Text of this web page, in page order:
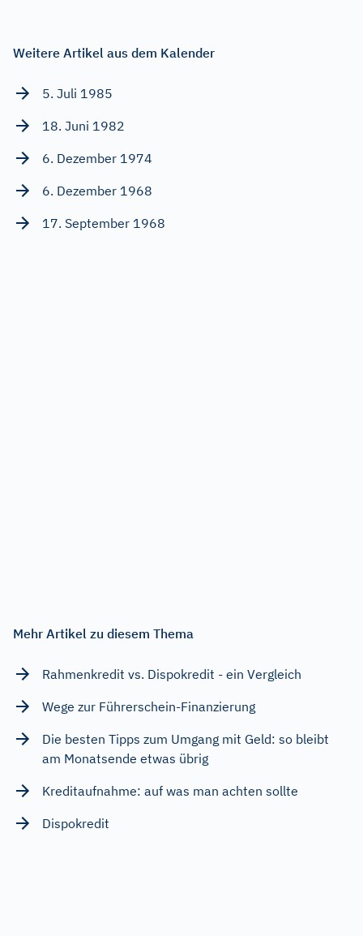
Weitere Artikel aus dem Kalender
5. Juli 1985
18. Juni 1982
6. Dezember 1974
6. Dezember 1968
17. September 1968
Mehr Artikel zu diesem Thema
Rahmenkredit vs. Dispokredit - ein Vergleich
Wege zur Führerschein-Finanzierung
Die besten Tipps zum Umgang mit Geld: so bleibt
am Monatsende etwas übrig
Kreditaufnahme: auf was man achten sollte
Dispokredit